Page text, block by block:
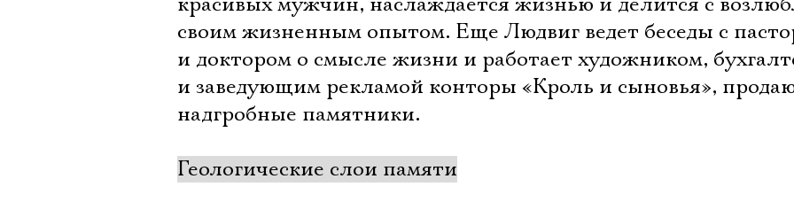
своим жизненным опытом. Еще Людвиг ведет беседы с
и доктором о смысле жизни и работает художником,
и заведующим рекламой конторы «Кроль и сыновья»,
надгробные памятники.
Геологические слои памяти